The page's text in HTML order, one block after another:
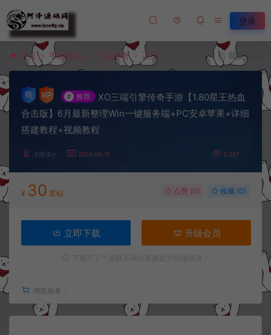
登录
首页 手游资源 三端传奇 正文 我要投稿
# 推荐
XO三端引擎传奇手游【1.80星王热血
合击版】6月最新整理Win一键服务端+PC安卓苹果+详细
搭建教程+视频教程
冷雨泽ღ 2025-06-11 2,697
¥ 30 星钻 点赞 (0) 收藏 (0)
立即下载 升级会员
增值服务：